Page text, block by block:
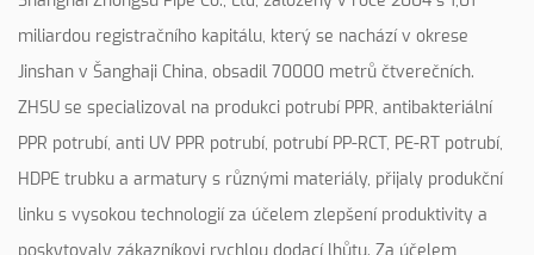
miliardou registračního kapitálu, který se nachází v okrese
Jinshan v Šanghaji China, obsadil 70000 metrů čtverečních.
ZHSU se specializoval na produkci potrubí PPR, antibakteriální
PPR potrubí, anti UV PPR potrubí, potrubí PP-RCT, PE-RT potrubí,
HDPE trubku a armatury s různými materiály, přijaly produkční
linku s vysokou technologií za účelem zlepšení produktivity a